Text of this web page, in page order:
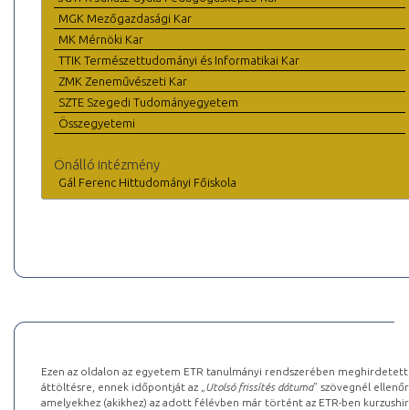
MGK Mezőgazdasági Kar
MK Mérnöki Kar
TTIK Természettudományi és Informatikai Kar
ZMK Zeneművészeti Kar
SZTE Szegedi Tudományegyetem
Összegyetemi
Önálló intézmény
Gál Ferenc Hittudományi Főiskola
Ezen az oldalon az egyetem ETR tanulmányi rendszerében
áttöltésre, ennek időpontját az „ Utolsó frissítés dátuma” szövegnél
amelyekhez (akikhez) az adott félévben már történt az ETR-ben